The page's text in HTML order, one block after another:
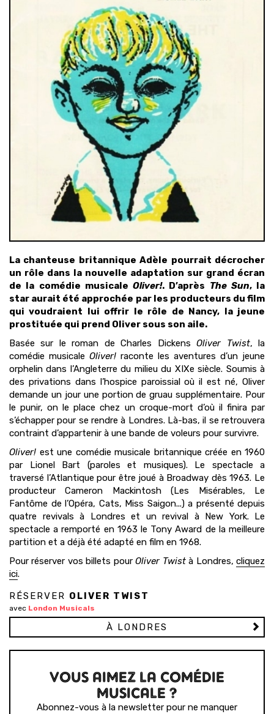
La chanteuse britannique Adèle pourrait décrocher
un rôle dans la nouvelle adaptation sur grand écran
de la comédie musicale Oliver!. D’après The Sun, la
star aurait été approchée par les producteurs du film
qui voudraient lui offrir le rôle de Nancy, la jeune
prostituée qui prend Oliver sous son aile.
Basée sur le roman de Charles DickensOliver Twist, la
comédie musicale Oliver! raconte les aventures d’un jeune
orphelin dans l’Angleterre du milieu du XIXe siècle. Soumis à
des privations dans l’hospice paroissial où il est né, Oliver
demande un jour une portion de gruau supplémentaire. Pour
le punir, on le place chez un croque-mort d’où il finira par
s’échapper pour se rendre à Londres. Là-bas, il se retrouvera
contraint d’appartenir à une bande de voleurs pour survivre.
Oliver! est une comédie musicale britannique créée en 1960
par Lionel Bart (paroles et musiques). Le spectacle a
traversé l’Atlantique pour être joué à Broadway dès 1963. Le
producteur Cameron Mackintosh (Les Misérables, Le
Fantôme de l’Opéra, Cats, Miss Saigon...) a présenté depuis
quatre revivals à Londres et un revival à New York. Le
spectacle a remporté en 1963 le Tony Award de la meilleure
partition et a déjà été adapté en film en 1968.
Pour réserver vos billets pourOliver Twistà Londres,cliquez
ici.
RÉSERVER OLIVER TWIST
avec London Musicals
À LONDRES
VOUS AIMEZ LA COMÉDIE
MUSICALE ?
Abonnez-vous à la newsletter pour ne manquer